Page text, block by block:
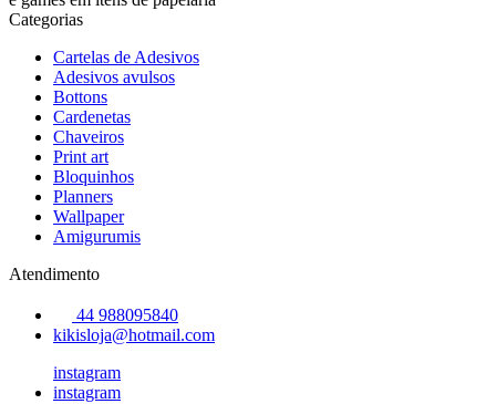
Categorias
Cartelas de Adesivos
Adesivos avulsos
Bottons
Cardenetas
Chaveiros
Print art
Bloquinhos
Planners
Wallpaper
Amigurumis
Atendimento
44 988095840
kikisloja@hotmail.com
instagram
instagram